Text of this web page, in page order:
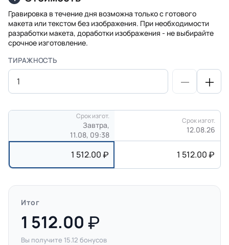
Гравировка в течение дня возможна только с готового
макета или текстом без изображения. При необходимости
разработки макета, доработки изображения - не выбирайте
срочное изготовление.
ТИРАЖНОСТЬ
Срок изгот.
Завтра,
11.08, 09:38
Срок изгот.
12.08.26
1 512.00 1 512.00
Итог
1 512.00
Вы получите 15.12 бонусов